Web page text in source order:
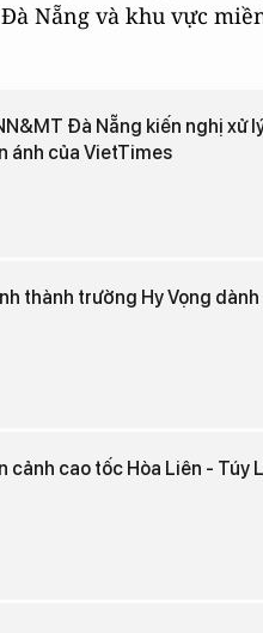
Nẵng và khu vực
Đà Nẵng kiến nghị xử
ánh của VietTimes
thành trường Hy Vọng
cảnh cao tốc Hòa Liên -